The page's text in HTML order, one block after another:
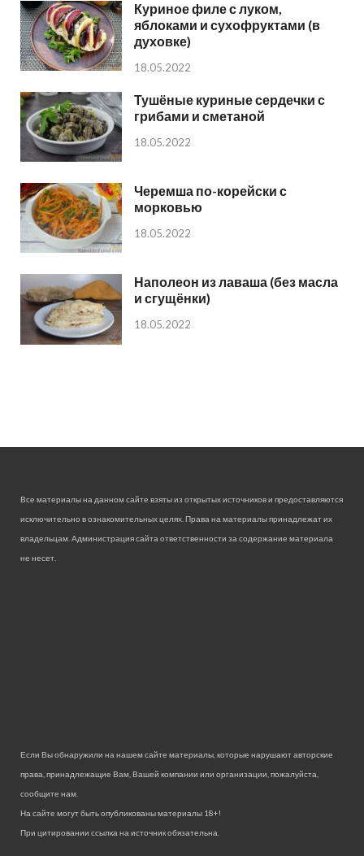
Куриное филе с луком,
яблоками и сухофруктами (в
духовке)
18.05.2022
Тушёные куриные сердечки с
грибами и сметаной
18.05.2022
Черемша по-корейски с
морковью
18.05.2022
Наполеон из лаваша (без масла
и сгущёнки)
18.05.2022
Все материалы на данном сайте взяты из открытых источников и предоставляются
исключительно в ознакомительных целях. Права на материалы принадлежат их
владельцам. Администрация сайта ответственности за содержание материала
не несет.
Если Вы обнаружили на нашем сайте материалы, которые нарушают авторские
права, принадлежащие Вам, Вашей компании или организации, пожалуйста,
сообщите нам.
На сайте могут быть опубликованы материалы 18+!
При цитировании ссылка на источник обязательна.